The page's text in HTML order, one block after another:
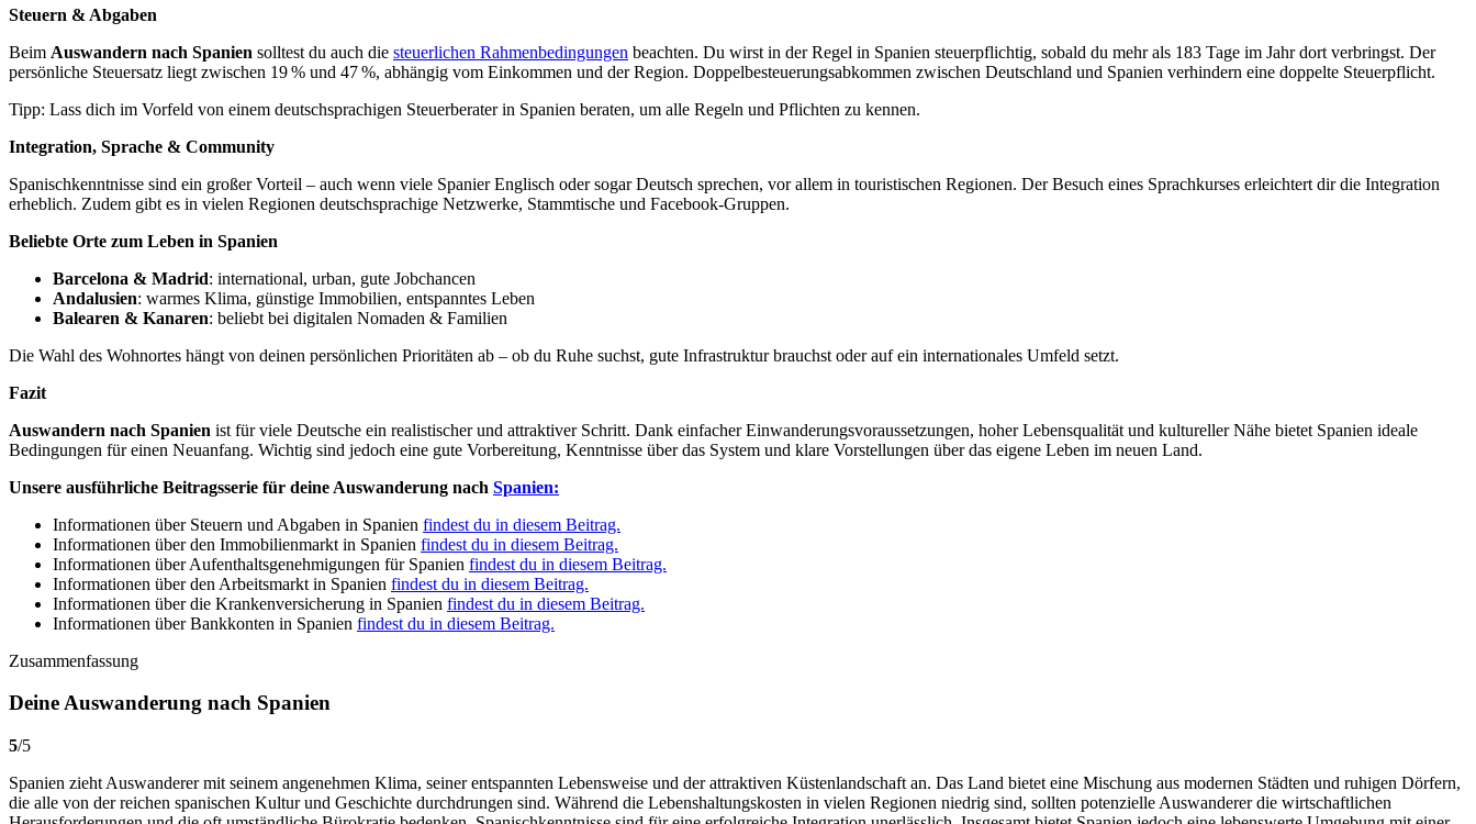
Steuern & Abgaben
Beim Auswandern nach Spanien solltest du auch die steuerlichen Rahmenbedingungen beachten. Du wirst in der Regel in Spanien steuerpflichtig, sobald du mehr als 183 Tage im Jahr dort verbringst. Der
persönliche Steuersatz liegt zwischen 19 % und 47 %, abhängig vom Einkommen und der Region. Doppelbesteuerungsabkommen zwischen Deutschland und Spanien verhindern eine doppelte Steuerpflicht.
Tipp: Lass dich im Vorfeld von einem deutschsprachigen Steuerberater in Spanien beraten, um alle Regeln und Pflichten zu kennen.
Integration, Sprache & Community
Spanischkenntnisse sind ein großer Vorteil – auch wenn viele Spanier Englisch oder sogar Deutsch sprechen, vor allem in touristischen Regionen. Der Besuch eines Sprachkurses erleichtert dir die Integration
erheblich. Zudem gibt es in vielen Regionen deutschsprachige Netzwerke, Stammtische und Facebook-Gruppen.
Beliebte Orte zum Leben in Spanien
Barcelona & Madrid: international, urban, gute Jobchancen
Andalusien: warmes Klima, günstige Immobilien, entspanntes Leben
Balearen & Kanaren: beliebt bei digitalen Nomaden & Familien
Die Wahl des Wohnortes hängt von deinen persönlichen Prioritäten ab – ob du Ruhe suchst, gute Infrastruktur brauchst oder auf ein internationales Umfeld setzt.
Fazit
Auswandern nach Spanien ist für viele Deutsche ein realistischer und attraktiver Schritt. Dank einfacher Einwanderungsvoraussetzungen, hoher Lebensqualität und kultureller Nähe bietet Spanien ideale
Bedingungen für einen Neuanfang. Wichtig sind jedoch eine gute Vorbereitung, Kenntnisse über das System und klare Vorstellungen über das eigene Leben im neuen Land.
Unsere ausführliche Beitragsserie für deine Auswanderung nach Spanien:
Informationen über Steuern und Abgaben in Spanien findest du in diesem Beitrag.
Informationen über den Immobilienmarkt in Spanien findest du in diesem Beitrag.
Informationen über Aufenthaltsgenehmigungen für Spanien findest du in diesem Beitrag.
Informationen über den Arbeitsmarkt in Spanien findest du in diesem Beitrag.
Informationen über die Krankenversicherung in Spanien findest du in diesem Beitrag.
Informationen über Bankkonten in Spanien findest du in diesem Beitrag.
Zusammenfassung
Deine Auswanderung nach Spanien
5/5
Spanien zieht Auswanderer mit seinem angenehmen Klima, seiner entspannten Lebensweise und der attraktiven Küstenlandschaft an. Das Land bietet eine Mischung aus modernen Städten und ruhigen Dörfern,
die alle von der reichen spanischen Kultur und Geschichte durchdrungen sind. Während die Lebenshaltungskosten in vielen Regionen niedrig sind, sollten potenzielle Auswanderer die wirtschaftlichen